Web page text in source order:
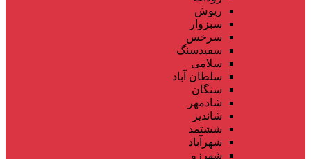
ریوش
سبزوار
سرخس
سفیدسنگ
سلامی
سلطان آباد
سنگان
شادمهر
شاندیز
ششتمد
شهرآباد
شهرزو